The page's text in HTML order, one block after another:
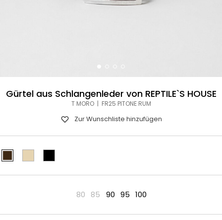
Gürtel aus Schlangenleder von REPTILE`S HOUSE
T MORO | FR25 PITONE RUM
Zur Wunschliste hinzufügen
80 85 90 95 100